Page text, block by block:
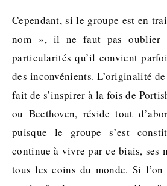
Cependant, si le groupe est en
nom », il ne faut pas oublier
particularités qu’il convient
des inconvénients. L’originalité
fait de s’inspirer à la fois de
ou Beethoven, réside tout
puisque le groupe s’est
continue à vivre par ce biais, ses
tous les coins du monde. Si l’on